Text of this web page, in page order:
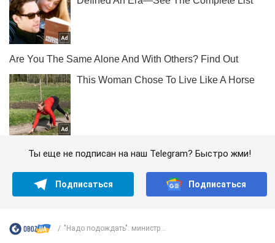
Ты еще не подписан на наш Telegram? Быстро жми!
Подписаться Подписаться
"Надо подождать": министр...